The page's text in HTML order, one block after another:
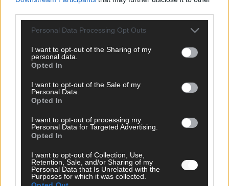
Personal Data Processing Opt Outs
I want to opt-out of the Sharing of my
personal data.
Opted In
I want to opt-out of the Sale of my
Personal Data.
Opted In
I want to opt-out of processing my
Personal Data for Targeted Advertising.
Opted In
I want to opt-out of Collection, Use,
Retention, Sale, and/or Sharing of my
Personal Data that Is Unrelated with the
Purposes for which it was collected.
DARA gewinnt verdient, Israel beunruhigend –
unser Kommentar zum ESC 2026
KOMMENTAR
Mai 2026
ESC-Finale morgen: Finnland Favorit, Australien
aufgestiegen – alle 25 Acts im Kurzcheck
KOMMENTAR